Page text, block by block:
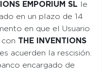
EMPORIUM SL le
en un plazo de 14
en que el Usuario
THE INVENTIONS
acuerden la rescisión.
encargado de